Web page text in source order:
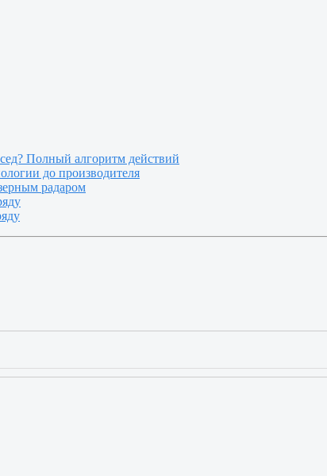
Полный алгоритм действий
до производителя
радаром